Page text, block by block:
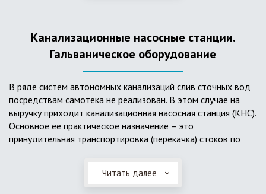
подвержены промерзанию. Оптимальный вариант
установки железобетонных кессонов – это заниженный
уровень грунтовых вод (УГВ) на участке, а кессон,
выполненный из пластика, может служить на территории с
высоким УГВ.
Очищенная вода без перебоев – незабвенная мечта
каждого владельца загородного дома. Чтобы выполнить
установку кессонов, погребов и колодцев, вам непременно
следует воспользоваться услугами специалистов нашей
компании. Мы максимально оперативно и качественно
проведем весь комплекс изыскательских мероприятий,
выполним необходимые расчеты и проектирование,
Канализационные насосные станции.
Гальваническое оборудование
В ряде систем автономных канализаций слив сточных вод
посредствам самотека не реализован. В этом случае на
выручку приходит канализационная насосная станция (КНС).
Основное ее практическое назначение – это
принудительная транспортировка (перекачка) стоков по
Такая станция может позиционироваться как в подвальном
помещении дома, так и функционировать в условиях
Читать далее